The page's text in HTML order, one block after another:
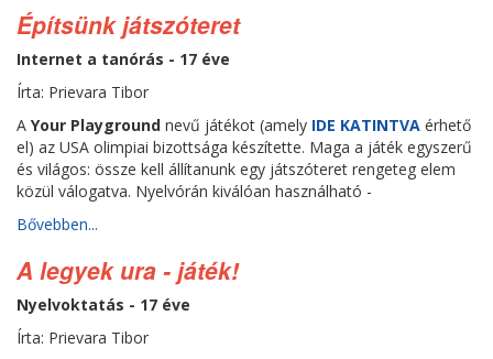
Építsünk játszóteret
Internet a tanórás - 17 éve
Írta: Prievara Tibor
A Your Playground nevű játékot (amely IDE KATINTVA érhető
el) az USA olimpiai bizottsága készítette. Maga a játék egyszerű
és világos: össze kell állítanunk egy játszóteret rengeteg elem
közül válogatva. Nyelvórán kiválóan használható -
Bővebben...
A legyek ura - játék!
Nyelvoktatás - 17 éve
Írta: Prievara Tibor